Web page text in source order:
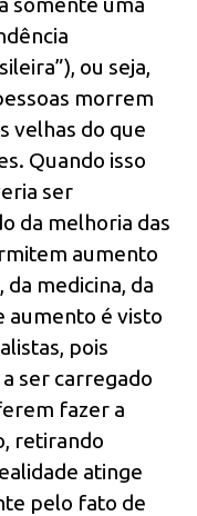
ou seja,
morrem
velhas do que
Quando isso
ser
da melhoria das
aumento
medicina, da
aumento é visto
pois
ser carregado
fazer a
retirando
atinge
pelo fato de